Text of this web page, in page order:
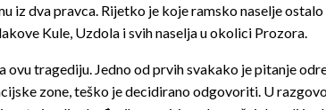
iz dva pravca. Rijetko je koje ramsko naselje
Kule, Uzdola i svih naselja u okolici Prozora.
tragediju. Jedno od prvih svakako je pitanje
zone, teško je decidirano odgovoriti. U